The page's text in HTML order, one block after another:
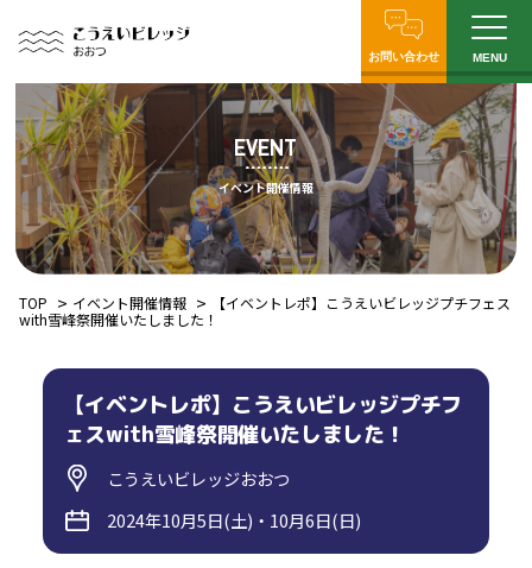
お問い合わせ MENU
EVENT
イベント開催情報
TOP イベント開催情報
【イベントレポ】こうえいビレッジプチフェス
with雪峰祭開催いたしました！
【イベントレポ】こうえいビレッジプチフ
ェスwith雪峰祭開催いたしました！
こうえいビレッジおおつ
2024年10月5日(土)・10月6日(日)